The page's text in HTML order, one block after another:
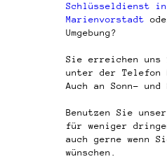
Schlüsseldienst
Marienvorstadt
Umgebung?
Sie erreichen uns
unter der
Auch an Sonn-
Benutzen Sie
für weniger
auch gerne wenn
wünschen.